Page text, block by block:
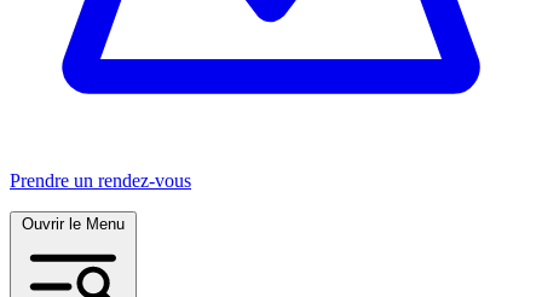
Prendre un rendez-vous